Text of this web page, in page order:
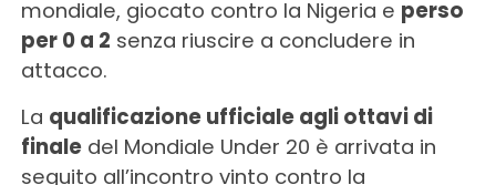
mondiale, giocato contro la Nigeria e perso
per 0 a 2 senza riuscire a concludere in
attacco.
La qualificazione ufficiale agli ottavi di
finaledel Mondiale Under 20 è arrivata in
seguito all’incontro vinto contro la